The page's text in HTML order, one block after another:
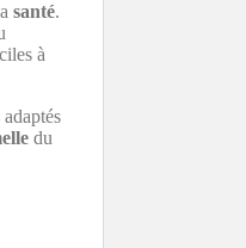
santé.
à
adaptés
du